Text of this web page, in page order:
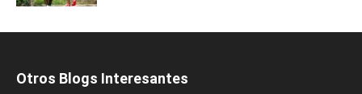
Otros Blogs Interesantes